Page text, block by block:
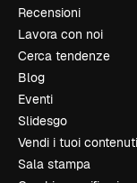
Recensioni
Lavora con noi
Cerca tendenze
Blog
Eventi
Slidesgo
Vendi i tuoi contenuti
Sala stampa